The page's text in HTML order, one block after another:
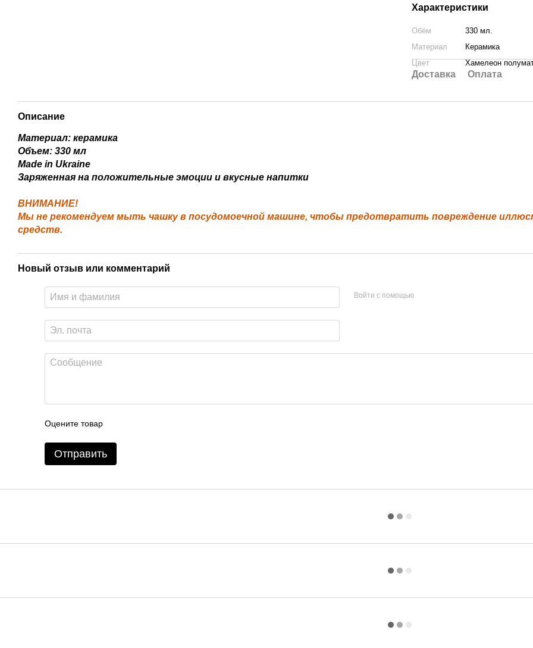
Характеристики
Обём
330 мл.
Материал
Керамика
Цвет
Хамелеон
Доставка Оплата
Описание
Материал: керамика
Объем: 330 мл
Made in Ukraine
Заряженная на положительные эмоции и вкусные напитки
ВНИМАНИЕ!
Мы не рекомендуем мыть чашку в посудомоечной машине, чтобы предотвратить повреждение
средств.
Новый отзыв или комментарий
Войти с помощью
Оцените товар
Отправить